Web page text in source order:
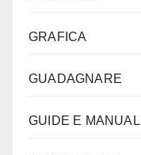
GRAFICA
GUADAGNARE
GUIDE E MANUALI